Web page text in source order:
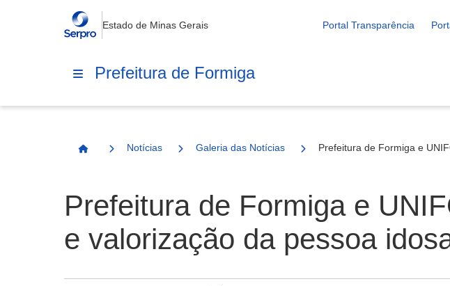
Estado de Minas Gerais Portal Transparência
Prefeitura de Formiga
Página Inicial
Notícias Galeria das Notícias Prefeitura de Formiga e
Prefeitura de Formiga e
e valorização da pessoa